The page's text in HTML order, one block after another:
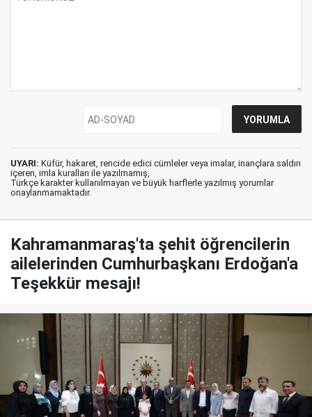
UYARI: Küfür, hakaret, rencide edici cümleler veya imalar, inançlara saldırı
içeren, imla kuralları ile yazılmamış,
Türkçe karakter kullanılmayan ve büyük harflerle yazılmış yorumlar
onaylanmamaktadır.
Kahramanmaraş'ta şehit öğrencilerin
ailelerinden Cumhurbaşkanı Erdoğan'a
Teşekkür mesajı!